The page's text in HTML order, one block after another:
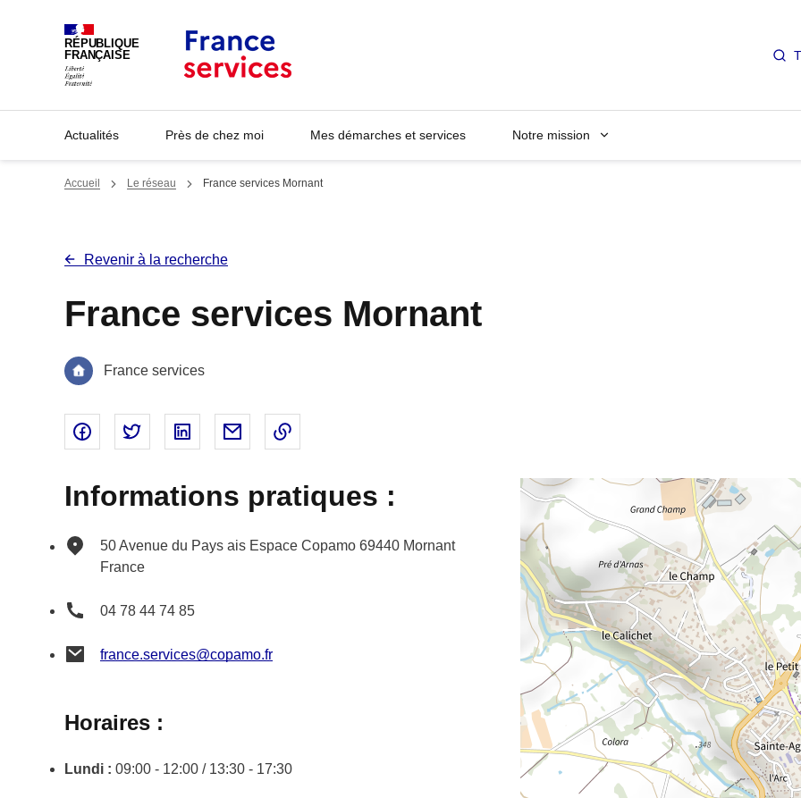
RÉPUBLIQUE
FRANÇAISE
Actualités Près de chez moi Mes démarches et services Notre mission
Accueil Le réseau France services Mornant
Revenir à la recherche
France services Mornant
France services
Partager sur Facebook - nouvelle fenêtre
Partager sur Twitter - nouvelle fenêtre
Partager sur Linked In - nouvelle fenêtre
Partager par email - nouvelle fenêtre
Informations pratiques :
50 Avenue du Pays ais Espace Copamo 69440 Mornant
France
04 78 44 74 85
france.services@copamo.fr
Horaires :
Lundi : 09:00 - 12:00 / 13:30 - 17:30